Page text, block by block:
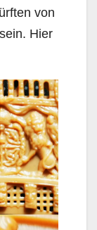
von
Hier